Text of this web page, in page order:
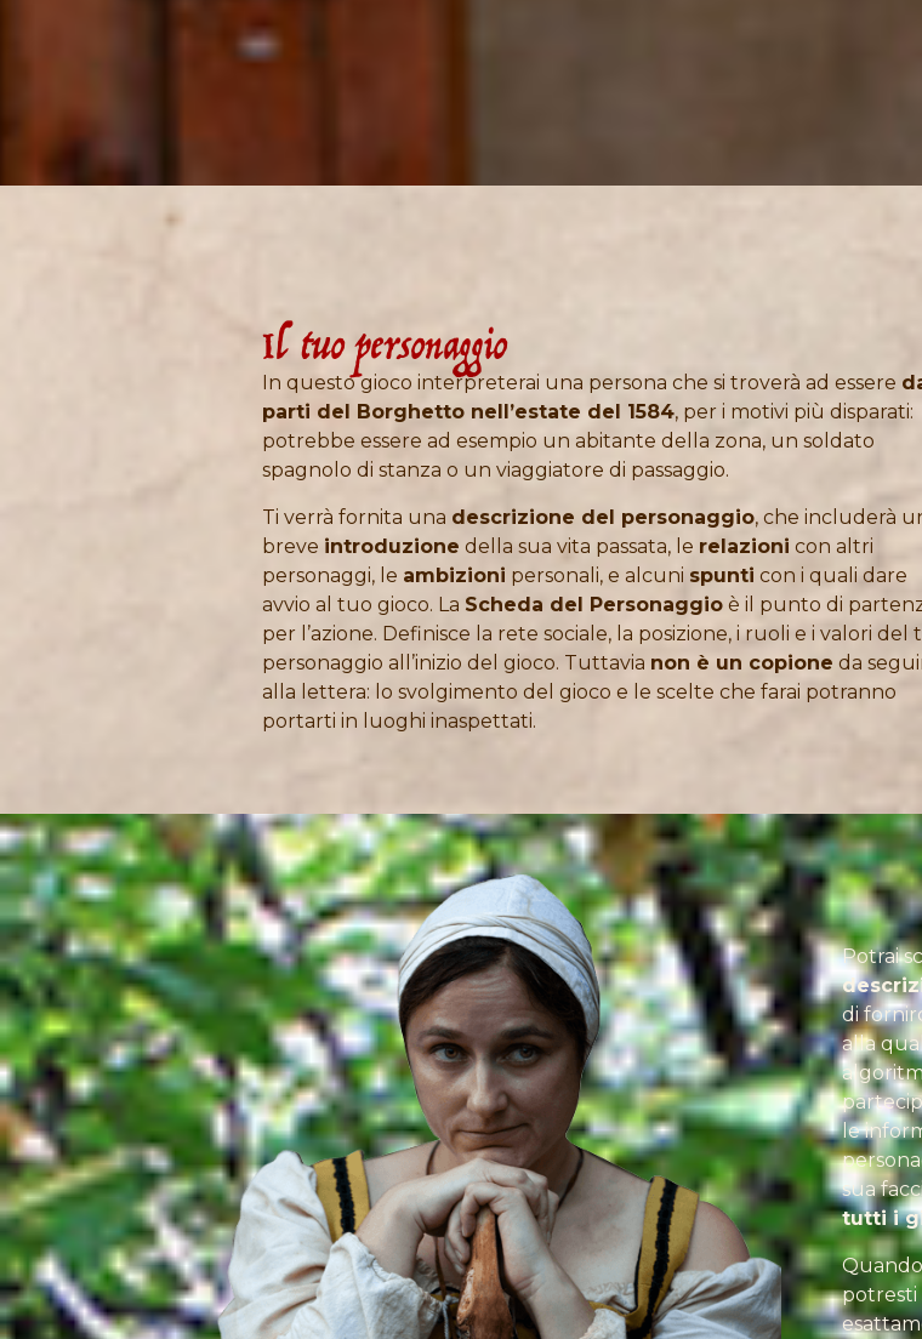
Il tuo personaggio
In questo gioco interpreterai una persona che si troverà ad essere
parti del Borghetto nell’estate del 1584, per i motivi più disparati:
potrebbe essere ad esempio un abitante della zona, un soldato
spagnolo di stanza o un viaggiatore di passaggio.
Ti verrà fornita una descrizione del personaggio, che includerà
breve introduzione della sua vita passata, le relazioni con altri
personaggi, le ambizioni personali, e alcuni spunti con i quali dare
avvio al tuo gioco. La Scheda del Personaggio è il punto di
per l’azione. Definisce la rete sociale, la posizione, i ruoli e i valori del
personaggio all’inizio del gioco. Tuttavia non è un copione da
alla lettera: lo svolgimento del gioco e le scelte che farai potranno
portarti in luoghi inaspettati.
Potrai
di
alla
le
sua
tutti i
potresti